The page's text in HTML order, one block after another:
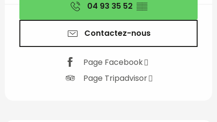
04 93 35 52 ▒▒
Contactez-nous
Page Facebook
Page Tripadvisor